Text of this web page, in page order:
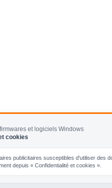
et logiciels Windows
cookies
publicitaires susceptibles d'utiliser
depuis « Confidentialité et cookies ».